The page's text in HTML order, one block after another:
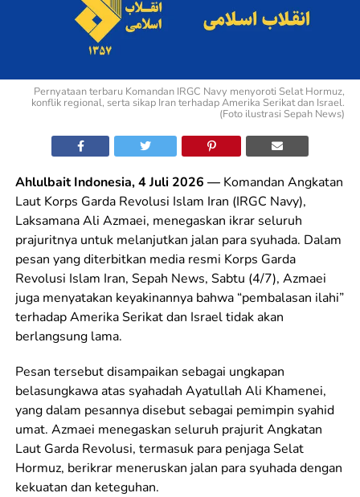
Pernyataan terbaru Komandan IRGC Navy menyoroti Selat Hormuz,
konflik regional, serta sikap Iran terhadap Amerika Serikat dan Israel.
(Foto ilustrasi Sepah News)
Ahlulbait Indonesia, 4 Juli 2026 —Komandan Angkatan
Laut Korps Garda Revolusi Islam Iran (IRGC Navy),
Laksamana Ali Azmaei, menegaskan ikrar seluruh
prajuritnya untuk melanjutkan jalan para syuhada. Dalam
pesan yang diterbitkan media resmi Korps Garda
Revolusi Islam Iran, Sepah News, Sabtu (4/7), Azmaei
juga menyatakan keyakinannya bahwa “pembalasan ilahi”
terhadap Amerika Serikat dan Israel tidak akan
berlangsung lama.
Pesan tersebut disampaikan sebagai ungkapan
belasungkawa atas syahadah Ayatullah Ali Khamenei,
yang dalam pesannya disebut sebagai pemimpin syahid
umat. Azmaei menegaskan seluruh prajurit Angkatan
Laut Garda Revolusi, termasuk para penjaga Selat
Hormuz, berikrar meneruskan jalan para syuhada dengan
kekuatan dan keteguhan.